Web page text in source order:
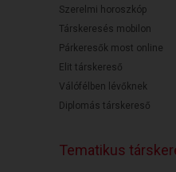
Szerelmi horoszkóp
Társkeresés mobilon
Párkeresők most online
Elit társkereső
Válófélben lévőknek
Diplomás társkereső
Tematikus